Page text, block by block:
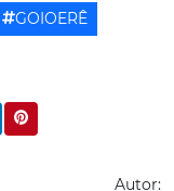
GOIOERÊ
Autor: